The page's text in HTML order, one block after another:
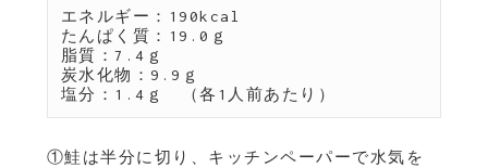
エネルギー：190kcal
たんぱく質：19.0ｇ
脂質：7.4ｇ
炭水化物：9.9ｇ
①鮭は半分に切り、キッチンペーパーで水気を